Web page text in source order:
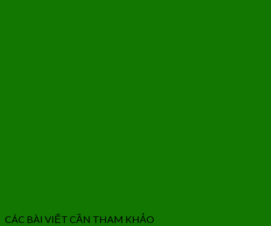
CÁC BÀI VIẾT CẦN THAM KHẢO